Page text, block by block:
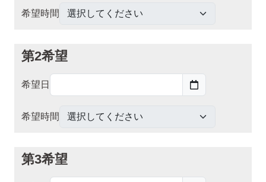
希望時間
第2希望
希望日
希望時間
第3希望